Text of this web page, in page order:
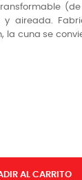
aireada.
la cuna se
AL CARRITO